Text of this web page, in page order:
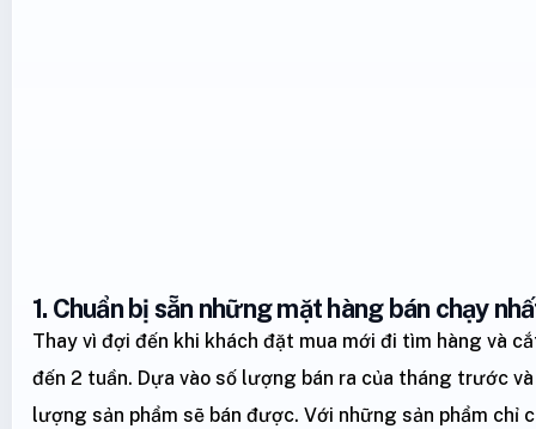
1. Chuẩn bị sẵn những mặt hàng bán chạy
Thay vì đợi đến khi khách đặt mua mới đi tìm hàng và
đến 2 tuần. Dựa vào số lượng bán ra của tháng trước
lượng sản phẩm sẽ bán được. Với những sản phẩm chỉ